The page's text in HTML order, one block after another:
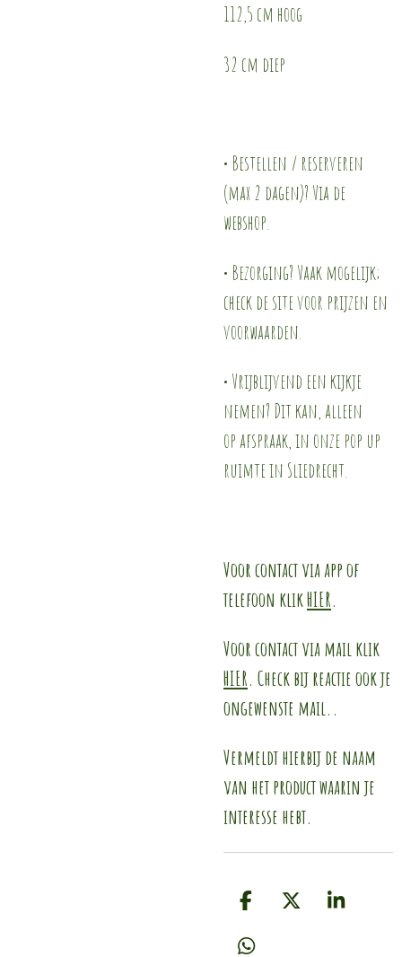
112,5 cm hoog
32 cm diep
• Bestellen / reserveren
(max 2 dagen)? Via de
webshop.
• Bezorging? Vaak mogelijk;
check de site voor prijzen en
voorwaarden.
• Vrijblijvend een kijkje
nemen? Dit kan, alleen
op afspraak, in onze pop up
ruimte in Sliedrecht.
Voor contact via app of
telefoon klikHIER.
Voor contact via mail klik
HIER. Check bij reactie ook je
ongewenste mail..
Vermeldt hierbij de naam
van het product waarin je
interesse hebt.
D
l
D
S